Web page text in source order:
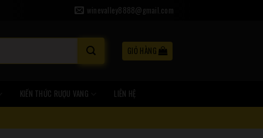
winevalley8888@gmail.com
GIỎ HÀNG
KIẾN THỨC RƯỢU VANG LIÊN HỆ